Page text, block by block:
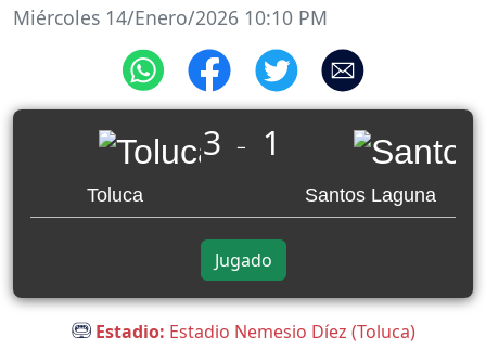
Miércoles 14/Enero/2026 10:10 PM
Toluca
3 _ 1
Santos Laguna
Jugado
Estadio: Estadio Nemesio Díez (Toluca)